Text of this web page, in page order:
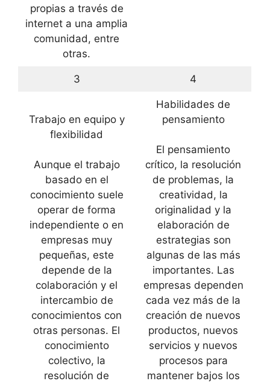
propias a través de
internet a una amplia
comunidad, entre
otras.
3 4
Trabajo en equipo y
flexibilidad
Aunque el trabajo
basado en el
conocimiento suele
operar de forma
independiente o en
empresas muy
pequeñas, este
depende de la
colaboración y el
intercambio de
conocimientos con
otras personas. El
conocimiento
colectivo, la
resolución de
Habilidades de
pensamiento
El pensamiento
crítico, la resolución
de problemas, la
creatividad, la
originalidad y la
elaboración de
estrategias son
algunas de las más
importantes. Las
empresas dependen
cada vez más de la
creación de nuevos
productos, nuevos
servicios y nuevos
procesos para
mantener bajos los